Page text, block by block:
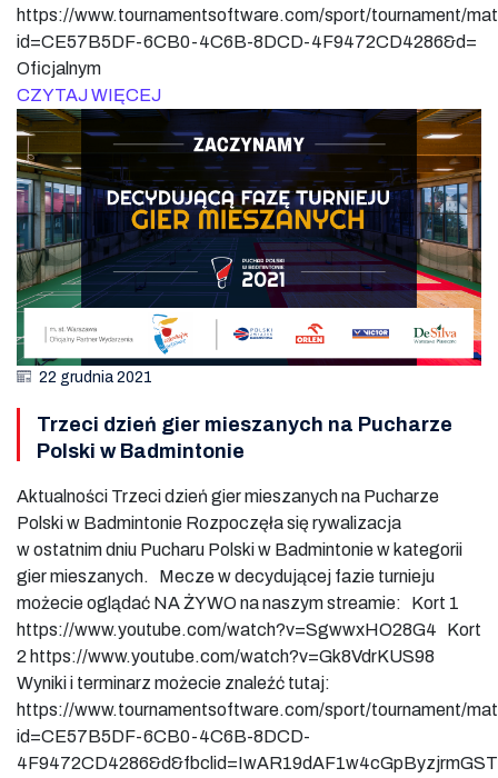
https://www.tournamentsoftware.com/sport/tournament/
id=CE57B5DF-6CB0-4C6B-8DCD-4F9472CD4286&d=
Oficjalnym
CZYTAJ WIĘCEJ
22 grudnia 2021
Trzeci dzień gier mieszanych na Pucharze
Polski w Badmintonie
Aktualności Trzeci dzień gier mieszanych na Pucharze
Polski w Badmintonie Rozpoczęła się rywalizacja
w ostatnim dniu Pucharu Polski w Badmintonie w kategorii
gier mieszanych. Mecze w decydującej fazie turnieju
możecie oglądać NA ŻYWO na naszym streamie: Kort 1
https://www.youtube.com/watch?v=SgwwxHO28G4 Kort
2 https://www.youtube.com/watch?v=Gk8VdrKUS98
Wyniki i terminarz możecie znaleźć tutaj:
https://www.tournamentsoftware.com/sport/tournament/
id=CE57B5DF-6CB0-4C6B-8DCD-